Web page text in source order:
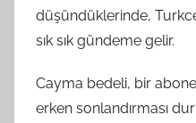
düşündüklerinde,
sık sık gündeme gelir.
Cayma bedeli, bir
erken sonlandırması